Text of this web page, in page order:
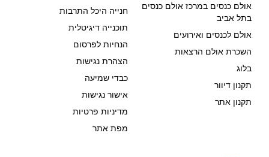
חנייה היכל התרבות
תוכנייה דיגיטלית
הנחיות לפרסום
הצהרת נגישות
כבדי שמיעה
אישור נגישות
מדיניות פרטיות
מפת אתר
אולם כנסים במרכז אולם כנסים
בתל אביב
אולם לכנסים ואירועים
השכרת אולם הרצאות
בלוג
תקנון דיוור
תקנון אתר